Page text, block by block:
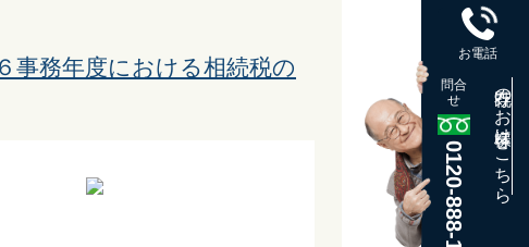
事務年度における相続税の
お電話
問合
せ
0120-888-145
既存のお客様はこちら